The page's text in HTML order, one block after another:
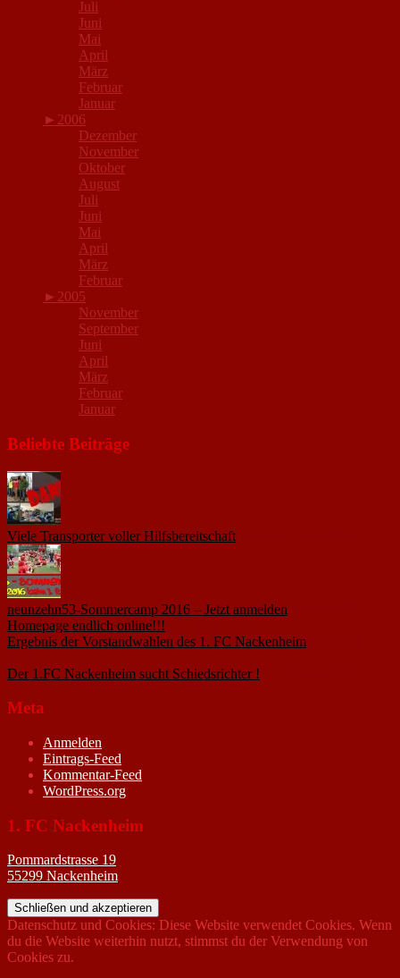
Juli
Juni
Mai
April
März
Februar
Januar
► 2006
Dezember
November
Oktober
August
Juli
Juni
Mai
April
März
Februar
► 2005
November
September
Juni
April
März
Februar
Januar
Beliebte Beiträge
Viele Transporter voller Hilfsbereitschaft
neunzehn53-Sommercamp 2016 – Jetzt anmelden
Homepage endlich online!!!
Ergebnis der Vorstandwahlen des 1. FC Nackenheim
Der 1.FC Nackenheim sucht Schiedsrichter !
Meta
Anmelden
Eintrags-Feed
Kommentar-Feed
WordPress.org
1. FC Nackenheim
Pommardstrasse 19
55299 Nackenheim
Datenschutz und Cookies: Diese Website verwendet Cookies. Wenn
du die Website weiterhin nutzt, stimmst du der Verwendung von
Cookies zu.